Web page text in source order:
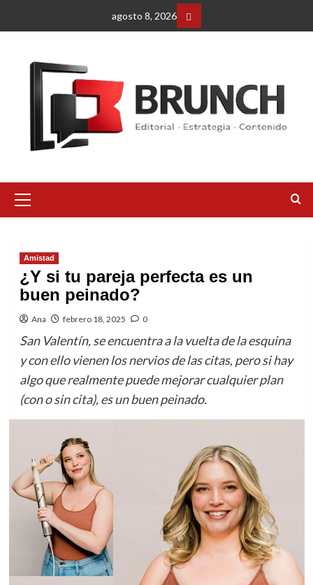
agosto 8, 2026
Facebbok
primario
Amistad
¿Y si tu pareja perfecta es un
buen peinado?
Ana febrero 18, 2025 0
San Valentín, se encuentra a la vuelta de la esquina
y con ello vienen los nervios de las citas, pero si hay
algo que realmente puede mejorar cualquier plan
(con o sin cita), es un buen peinado.